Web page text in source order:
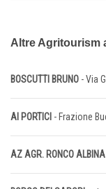
Altre Agritourism
BOSCUTTI BRUNO - Via
AI PORTICI - Frazione
AZ AGR. RONCO ALBINA